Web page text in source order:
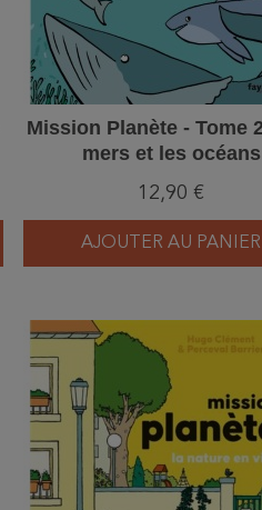
Mission Planète - Tome
mers et les océans
12,90 €
AJOUTER AU PANIER